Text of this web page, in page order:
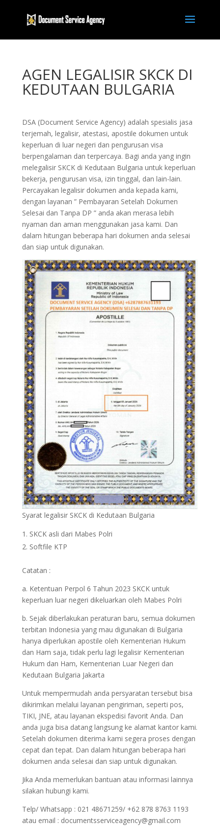
AGEN LEGALISIR SKCK DI
KEDUTAAN BULGARIA
DSA (Document Service Agency) adalah spesialis jasa
terjemah, legalisir, atestasi, apostile dokumen untuk
keperluan di luar negeri dan pengurusan visa
berpengalaman dan terpercaya. Bagi anda yang ingin
melegalisir SKCK di Kedutaan Bulgaria untuk keperluan
bekerja, pengurusan visa, izin tinggal, dan lain-lain.
Percayakan legalisir dokumen anda kepada kami,
dengan layanan ” Pembayaran Setelah Dokumen
Selesai dan Tanpa DP ” anda akan merasa lebih
nyaman dan aman menggunakan jasa kami. Dan
dalam hitungan beberapa hari dokumen anda selesai
dan siap untuk digunakan.
Syarat legalisir SKCK di Kedutaan Bulgaria
SKCK asli dari Mabes Polri
Softfile KTP
Catatan :
a. Ketentuan Perpol 6 Tahun 2023 SKCK untuk
keperluan luar negeri dikeluarkan oleh Mabes Polri
b. Sejak diberlakukan peraturan baru, semua dokumen
terbitan Indonesia yang mau digunakan di Bulgaria
hanya diperlukan apostile oleh Kementerian Hukum
dan Ham saja, tidak perlu lagi legalisir Kementerian
Hukum dan Ham, Kementerian Luar Negeri dan
Kedutaan Bulgaria Jakarta
Untuk mempermudah anda persyaratan tersebut bisa
dikirimkan melalui layanan pengiriman, seperti pos,
TIKI, JNE, atau layanan ekspedisi favorit Anda. Dan
anda juga bisa datang langsung ke alamat kantor kami.
Setelah dokumen diterima kami segera proses dengan
cepat dan tepat. Dan dalam hitungan beberapa hari
dokumen anda selesai dan siap untuk digunakan.
Jika Anda memerlukan bantuan atau informasi lainnya
silakan hubungi kami.
Telp/ Whatsapp : 021 48671259/ +62 878 8763 1193
atau email : documentsserviceagency@gmail.com